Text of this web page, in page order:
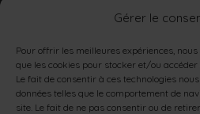
Gérer le
Pour offrir les meilleures expériences,
que les cookies pour stocker et/ou
Le fait de consentir à ces technologies
données telles que le comportement de
site. Le fait de ne pas consentir ou de
http://encyclopedie.arbre-
L’ABUS D’ALCOOL EST
CONSOMMER AVEC
LA CONSOMMATION